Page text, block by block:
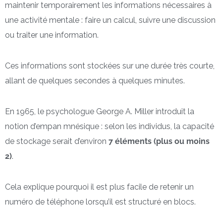
maintenir temporairement les informations nécessaires à
une activité mentale : faire un calcul, suivre une discussion
ou traiter une information.
Ces informations sont stockées sur une durée très courte,
allant de quelques secondes à quelques minutes.
En 1965, le psychologue George A. Miller introduit la
notion d’empan mnésique : selon les individus, la capacité
de stockage serait d’environ 7 éléments (plus ou moins
2).
Cela explique pourquoi il est plus facile de retenir un
numéro de téléphone lorsqu’il est structuré en blocs.